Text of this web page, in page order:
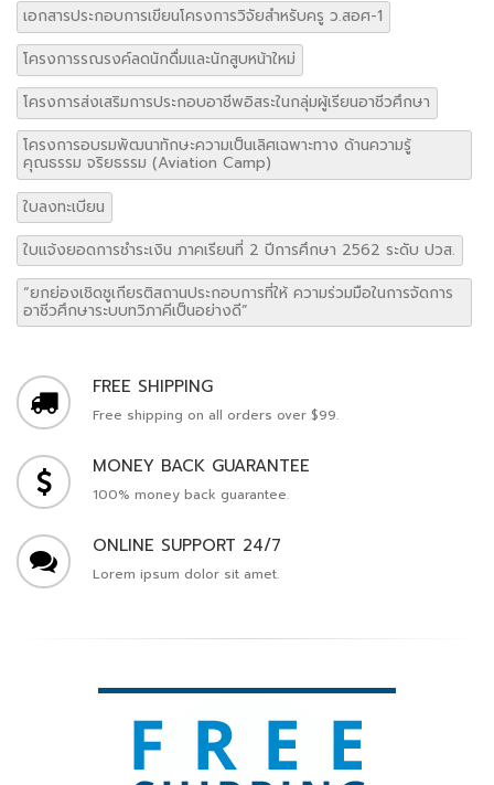
เอกสารประกอบการเขียนโครงการวิจัยสำหรับครู ว.สอศ-1
โครงการรณรงค์ลดนักดื่มและนักสูบหน้าใหม่
โครงการส่งเสริมการประกอบอาชีพอิสระในกลุ่มผู้เรียนอาชีวศึกษา
โครงการอบรมพัฒนาทักษะความเป็นเลิศเฉพาะทาง ด้านความรู้
คุณธรรม จริยธรรม (Aviation Camp)
ใบลงทะเบียน
ใบแจ้งยอดการชำระเงิน ภาคเรียนที่ 2 ปีการศึกษา 2562 ระดับ ปวส.
“ยกย่องเชิดชูเกียรติสถานประกอบการที่ให้ ความร่วมมือในการจัดการ
อาชีวศึกษาระบบทวิภาคีเป็นอย่างดี”
FREE SHIPPING
Free shipping on all orders over $99.
MONEY BACK GUARANTEE
100% money back guarantee.
ONLINE SUPPORT 24/7
Lorem ipsum dolor sit amet.